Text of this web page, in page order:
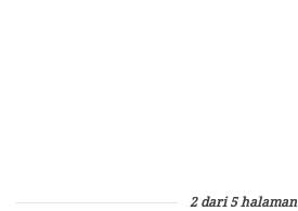
2 dari 5 halaman